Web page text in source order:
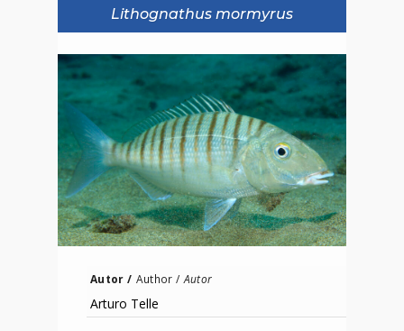
Lithognathus mormyrus
Autor / Author / Autor
Arturo Telle